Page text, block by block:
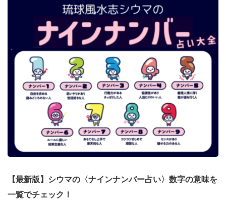
【最新版】シウマの〈ナインナンバー占い〉数字の意味を
一覧でチェック！